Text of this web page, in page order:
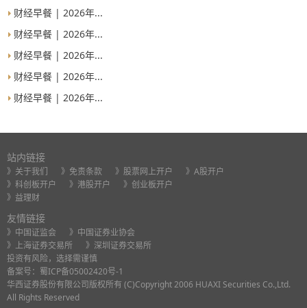
财经早餐 | 2026年...
财经早餐 | 2026年...
财经早餐 | 2026年...
财经早餐 | 2026年...
财经早餐 | 2026年...
站内链接
》关于我们 》免责条款 》股票网上开户
》A股开户
》科创板开户
》港股开户
》创业板开户
》益理财
友情链接
》中国证监会
》中国证券业协会
》上海证券交易所
》深圳证券交易所
投资有风险，选择需谨慎
备案号： 蜀ICP备05002420号-1
华西证券股份有限公司版权所有 (C)Copyright 2006 HUAXI Securities Co.,Ltd.
All Rights Reserved